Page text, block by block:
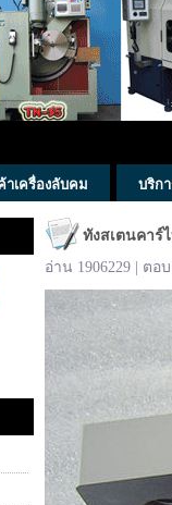
าเครื่องลับคม บริก
ทังสเตนคาร์
อ่าน 1906229 | ตอบ